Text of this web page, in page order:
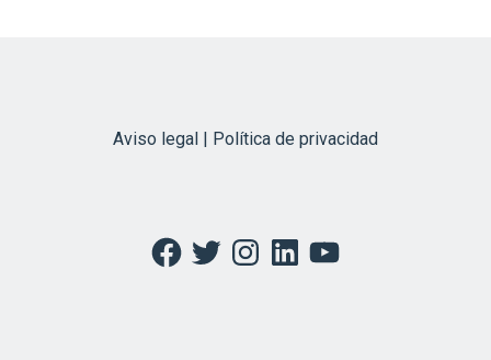
Aviso legal | Política de privacidad
Facebook
TwitterInstagramLinkedInYouTube